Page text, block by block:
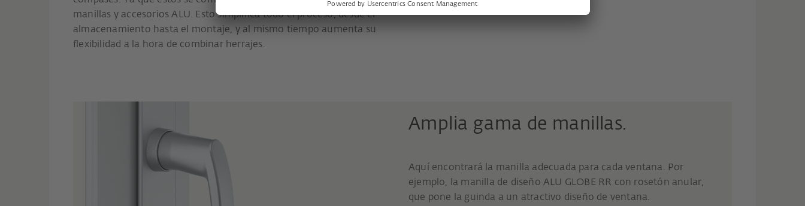
manillas y accesorios ALU. Esto simplifica todo el proceso, desde el
almacenamiento hasta el montaje, y al mismo tiempo aumenta su
flexibilidad a la hora de combinar herrajes.
Amplia gama de manillas.
Aquí encontrará la manilla adecuada para cada ventana. Por
ejemplo, la manilla de diseño ALU GLOBE RR con rosetón anular,
que pone la guinda a un atractivo diseño de ventana.